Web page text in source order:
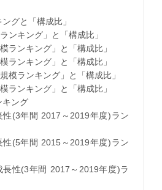
グと「構成比」
キング」と「構成比」
ンキング」と「構成比」
ンキング」と「構成比」
ランキング」と「構成比」
ンキング」と「構成比」
ング
(3年間 2017～2019年度)ラン
(5年間 2015～2019年度)ラン
性(3年間 2017～2019年度)ラ